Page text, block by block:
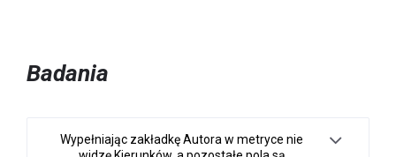
Badania
Wypełniając zakładkę Autora w metryce nie